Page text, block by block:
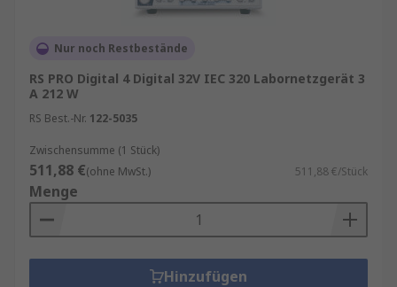
Nur noch Restbestände
RS PRO Digital 4 Digital 32V IEC 320 Labornetzgerät 3
A 212 W
RS Best.-Nr. 122-5035
Zwischensumme (1 Stück)
511,88 €(ohne MwSt.) 511,88 €/Stück
Menge
Hinzufügen